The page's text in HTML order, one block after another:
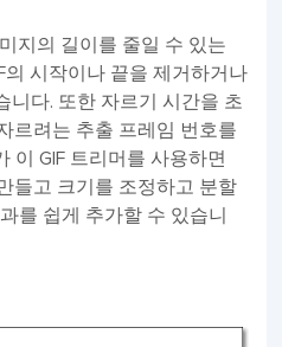
지의 길이를 줄일 수 있는
의 시작이나 끝을 제거하거나
니다. 또한 자르기 시간을 초
르려는 추출 프레임 번호를
이 GIF 트리머를 사용하면
들고 크기를 조정하고 분할
를 쉽게 추가할 수 있습니